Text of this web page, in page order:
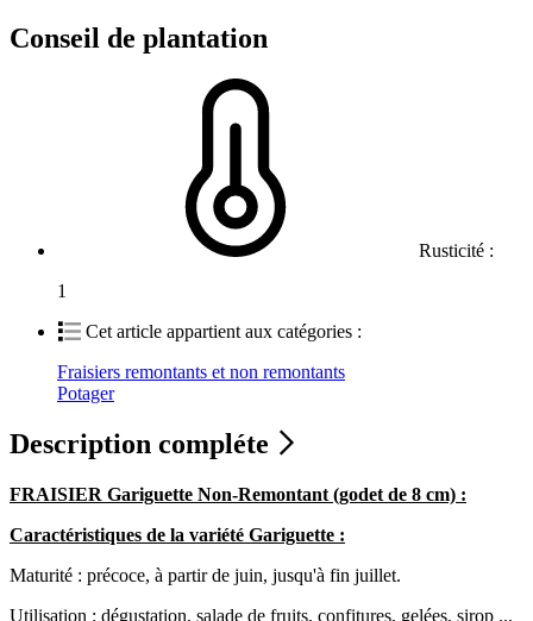
Conseil de plantation
Rusticité :
1
Cet article appartient aux catégories :
Fraisiers remontants et non remontants
Potager
Description compléte
FRAISIER Gariguette Non-Remontant (godet de 8 cm) :
Caractéristiques de la variété Gariguette :
Maturité : précoce, à partir de juin, jusqu'à fin juillet.
Utilisation : dégustation, salade de fruits, confitures, gelées, sirop ...